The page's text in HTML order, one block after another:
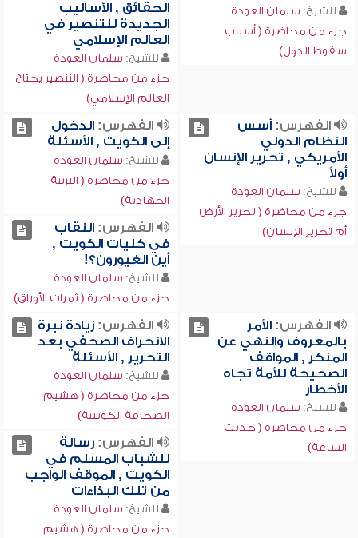
للشيخ: سلمان العودة
جزء من محاضرة ( أسباب
سقوط الدول)
الحقائق , الأساليب
الجديدة للتنصير في
العالم الإسلامي
للشيخ: سلمان العودة
جزء من محاضرة ( التنصير يجتاح
العالم الإسلامي)
الفهرس:أسس
النظام الدولي
الأمريكي , تحرير الإنسان
أولاً
للشيخ: سلمان العودة
جزء من محاضرة ( تحرير الأرض
أم تحرير الإنسان)
الفهرس:الدخول
إلى الكويت , الأسئلة
للشيخ: سلمان العودة
جزء من محاضرة ( التربية
الجهادية)
الفهرس:النقاب
في كليات الكويت ,
أين الغيورون؟!
للشيخ: سلمان العودة
جزء من محاضرة ( ثمرات الأوراق)
الفهرس:الأمر
بالمعروف والنهي عن
المنكر , المواقف
الصحيحة للأمة تجاه
الأخطار
للشيخ: سلمان العودة
جزء من محاضرة ( حديث
الساعة)
الفهرس:زيادة نبرة
الانحراف الصحفي بعد
التحرير , الأسئلة
للشيخ: سلمان العودة
جزء من محاضرة ( هشيم
الصحافة الكويتية)
الفهرس:رسالة
للشباب المسلم في
الكويت , الموقف الواجب
من تلك البذاءات
للشيخ: سلمان العودة
جزء من محاضرة ( هشيم